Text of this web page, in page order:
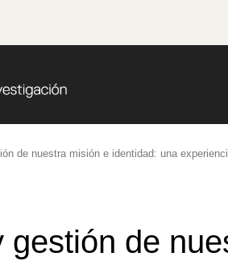
de nuestra misión e identidad: una
gestión de